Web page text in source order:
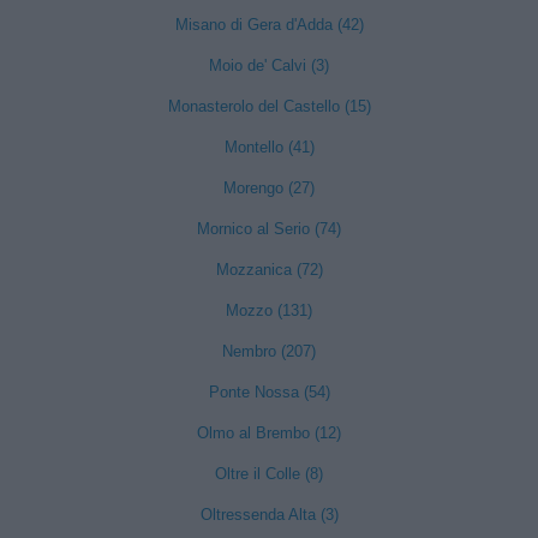
Misano di Gera d'Adda (42)
Moio de' Calvi (3)
Monasterolo del Castello (15)
Montello (41)
Morengo (27)
Mornico al Serio (74)
Mozzanica (72)
Mozzo (131)
Nembro (207)
Ponte Nossa (54)
Olmo al Brembo (12)
Oltre il Colle (8)
Oltressenda Alta (3)